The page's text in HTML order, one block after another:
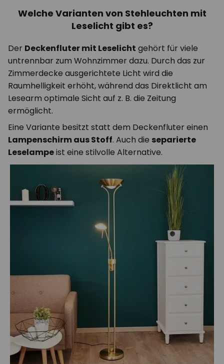
Welche Varianten von Stehleuchten mit
Leselicht gibt es?
Der Deckenfluter mit Leselicht gehört für viele
untrennbar zum Wohnzimmer dazu. Durch das zur
Zimmerdecke ausgerichtete Licht wird die
Raumhelligkeit erhöht, während das Direktlicht am
Lesearm optimale Sicht auf z. B. die Zeitung
ermöglicht.
Eine Variante besitzt statt dem Deckenfluter einen
Lampenschirm aus Stoff. Auch die separierte
Leselampeist eine stilvolle Alternative.